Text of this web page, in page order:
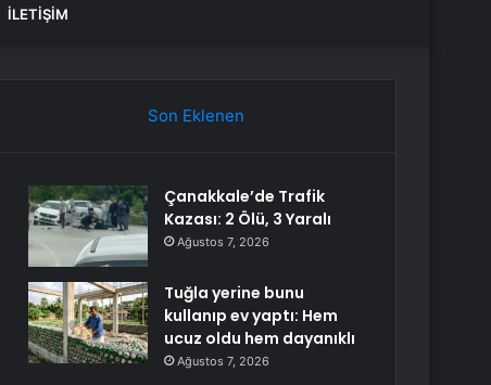
İLETIŞIM
Son Eklenen
Çanakkale’de Trafik
Kazası: 2 Ölü, 3 Yaralı
Ağustos 7, 2026
Tuğla yerine bunu
kullanıp ev yaptı: Hem
ucuz oldu hem dayanıklı
Ağustos 7, 2026